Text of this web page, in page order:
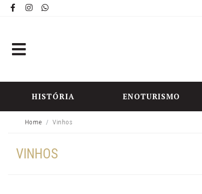
HISTÓRIA ENOTURISMO
Home Vinhos
VINHOS